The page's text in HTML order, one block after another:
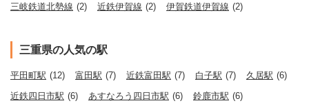
三岐鉄道北勢線 (2) 近鉄伊賀線 (2) 伊賀鉄道伊賀線 (2)
三重県の人気の駅
平田町駅 (12) 富田駅 (7) 近鉄富田駅 (7) 白子駅 (7) 久居駅 (6)
近鉄四日市駅 (6) あすなろう四日市駅 (6) 鈴鹿市駅 (6)